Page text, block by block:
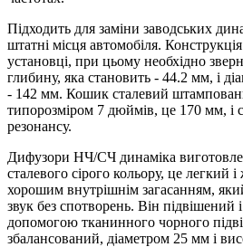
Підходить для заміни заводських
штатні місця автомобіля.
установці, при цьому необхідно
глибину, яка становить - 44.2 мм, і
- 142 мм. Кошик сталевий
типорозміром 7 дюймів, це 170 мм, і
резонансу.
Дифузори НЧ/СЧ динаміка
сталевого сірого кольору, це легкий
хорошим внутрішнім загасанням,
звук без спотворень. Він підвішений
допомогою тканинного чорного
збалансований, діаметром 25 мм і